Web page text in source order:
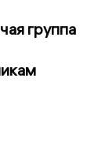
группа